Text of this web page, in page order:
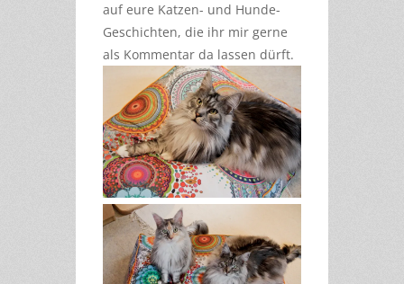
auf eure Katzen- und Hunde-
Geschichten, die ihr mir gerne
als Kommentar da lassen dürft.